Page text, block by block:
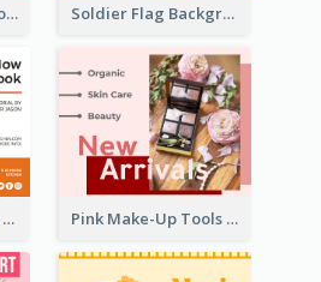
Green Cycling Photo Circles Cycling Team Facebook Post Soldier Flag Background Memorial Day Facebook Post
Yellow And Orange Kitchen Photo Cooking Class Facebook Post Pink Make-Up Tools New Arrivals Facebook Post